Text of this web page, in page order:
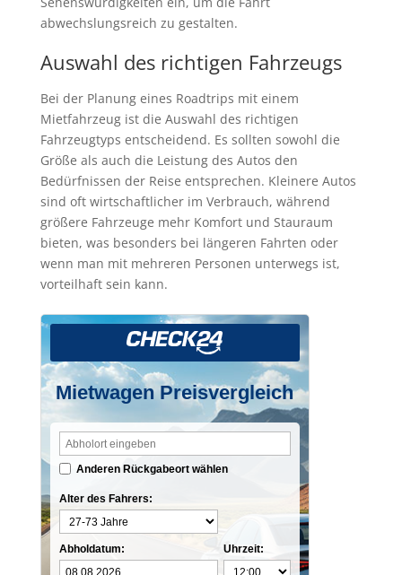
abwechslungsreich zu gestalten.
Auswahl des richtigen Fahrzeugs
Bei der Planung eines Roadtrips mit einem
Mietfahrzeug ist die Auswahl des richtigen
Fahrzeugtyps entscheidend. Es sollten sowohl die
Größe als auch die Leistung des Autos den
Bedürfnissen der Reise entsprechen. Kleinere Autos
sind oft wirtschaftlicher im Verbrauch, während
größere Fahrzeuge mehr Komfort und Stauraum
bieten, was besonders bei längeren Fahrten oder
wenn man mit mehreren Personen unterwegs ist,
vorteilhaft sein kann.
Mietwagen Preisvergleich
Anderen Rückgabeort wählen
Alter des Fahrers:
Abholdatum: Uhrzeit: